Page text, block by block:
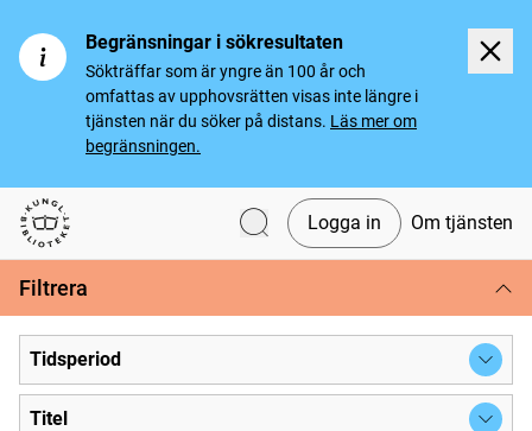
Begränsningar i sökresultaten
Sökträffar som är yngre än 100 år och
omfattas av upphovsrätten visas inte längre i
tjänsten när du söker på distans. Läs mer om
begränsningen.
Svenska tidningar
Logga in Om tjänsten
Filtrera
Tidsperiod
Titel